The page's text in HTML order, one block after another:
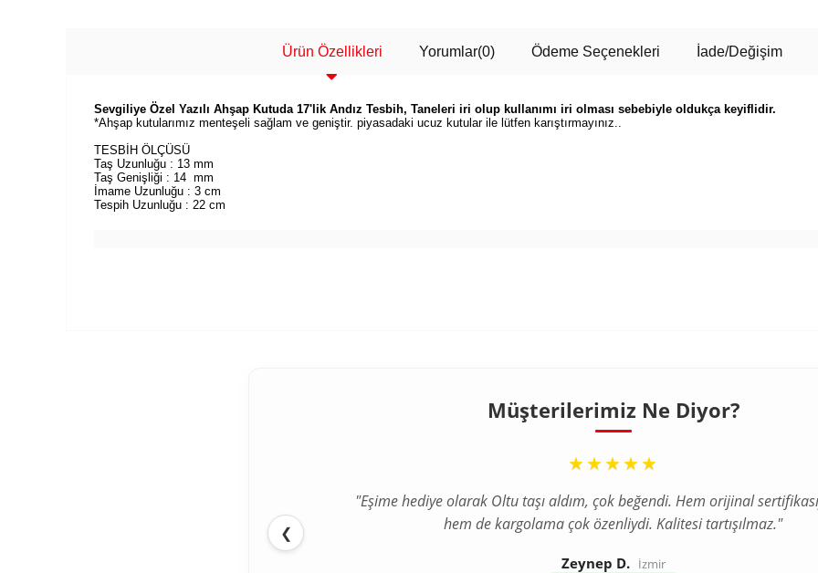
Ürün Özellikleri Yorumlar(0) Ödeme Seçenekleri İade/Değişim
Sevgiliye Özel Yazılı Ahşap Kutuda 17'lik Andız Tesbih, Taneleri iri olup kullanımı iri olması sebebiyle oldukça keyiflidir.
*Ahşap kutularımız menteşeli sağlam ve geniştir. piyasadaki ucuz kutular ile lütfen karıştırmayınız..
TESBİH ÖLÇÜSÜ
Taş Uzunluğu : 13 mm
Taş Genişliği : 14 mm
İmame Uzunluğu : 3 cm
Tespih Uzunluğu : 22 cm
Müşterilerimiz Ne Diyor?
❮
“
★★★★★
"Eşime hediye olarak Oltu taşı aldım, çok beğendi. Hem orijinal
hem de kargolama çok özenliydi. Kalitesi tartışılmaz."
Zeynep D. İzmir
“
★★★★★
"İlk defa internetten tesbih aldım ve tereddütlerim vardı ama ürün
çok daha kaliteli çıktı. Gümüş püskül detayı harika."
Ahmet T. Bursa